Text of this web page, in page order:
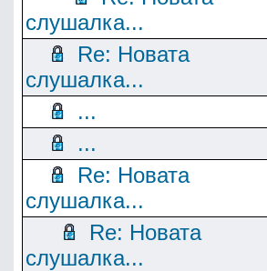
слушалка...
Re: Новата
слушалка...
...
...
Re: Новата
слушалка...
Re: Новата
слушалка...